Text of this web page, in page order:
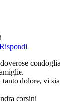
Rispondi
tanto dolore, vi
corsini